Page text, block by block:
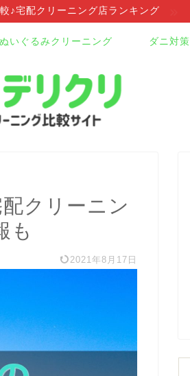
♪宅配クリーニング店ランキング
ぬいぐるみクリーニング ダニ対策
クリーニン
も
2021年8月17日